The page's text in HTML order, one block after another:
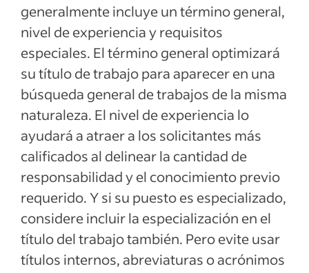
generalmente incluye un término general,
nivel de experiencia y requisitos
especiales. El término general optimizará
su título de trabajo para aparecer en una
búsqueda general de trabajos de la misma
naturaleza. El nivel de experiencia lo
ayudará a atraer a los solicitantes más
calificados al delinear la cantidad de
responsabilidad y el conocimiento previo
requerido. Y si su puesto es especializado,
considere incluir la especialización en el
título del trabajo también. Pero evite usar
títulos internos, abreviaturas o acrónimos